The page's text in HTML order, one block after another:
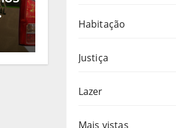
de
Habitação
Justiça
Lazer
Mais vistas